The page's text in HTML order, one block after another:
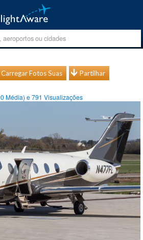
Carregar Fotos Suas Partilhar
Média) e791 Visualizações